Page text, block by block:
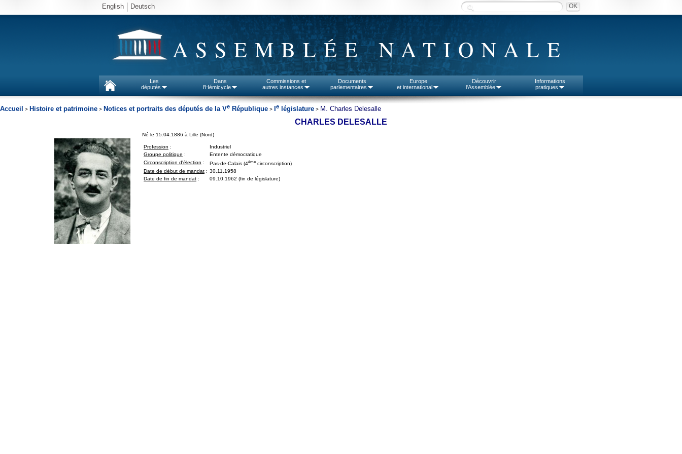
English Deutsch
ASSEMBLÉE NATIONALE
Les
députés
Dans
l'Hémicycle
Commissions et
autres instances
Documents
parlementaires
Europe
et international
Découvrir
l'Assemblée
Informations
pratiques
Accueil > Histoire et patrimoine > Notices et portraits des députés de la Ve République > e législature > M. Charles Delesalle
CHARLES DELESALLE
Né le 15.04.1886 à Lille (Nord)
Profession :
Industriel
Groupe politique :
Entente démocratique
Circonscription d'élection : Pas-de-Calais (4ème circonscription)
Date de début de mandat : 30.11.1958
Date de fin de mandat : 09.10.1962 (fin de législature)